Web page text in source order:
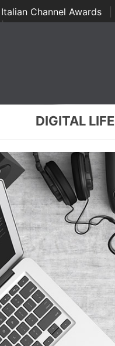
Italian Channel Awards
...
DIGITAL LIFE